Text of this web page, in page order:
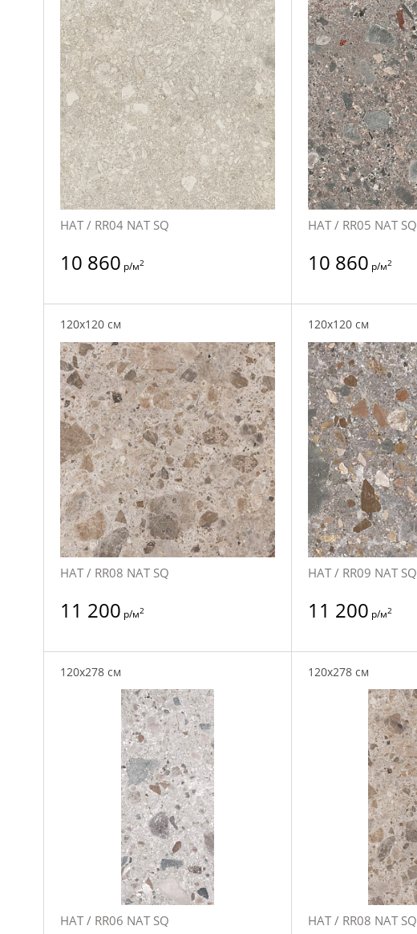
НАТ / RR04 NAT SQ
10 860 р/м2
НАТ / RR05 NAT SQ
10 860 р/м2
120x120 см
НАТ / RR08 NAT SQ
11 200 р/м2
120x120 см
НАТ / RR09 NAT SQ
11 200 р/м2
120x278 см
НАТ / RR06 NAT SQ
120x278 см
НАТ / RR08 NAT SQ